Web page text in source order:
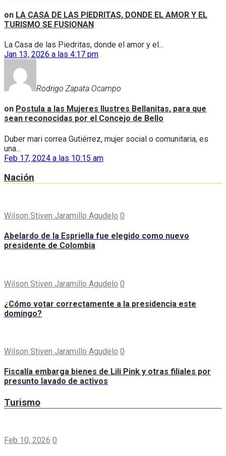
on LA CASA DE LAS PIEDRITAS, DONDE EL AMOR Y EL
TURISMO SE FUSIONAN
La Casa de las Piedritas, donde el amor y el...
Jan 13, 2026 a las 4:17 pm
Rodrigo Zapata Ocampo
on Postula a las Mujeres Ilustres Bellanitas, para que
sean reconocidas por el Concejo de Bello
Duber mari correa Gutiérrez, mujer social o comunitaria, es
una...
Feb 17, 2024 a las 10:15 am
Nación
Wilson Stiven Jaramillo Agudelo 0
Abelardo de la Espriella fue elegido como nuevo
presidente de Colombia
Wilson Stiven Jaramillo Agudelo 0
¿Cómo votar correctamente a la presidencia este
domingo?
Wilson Stiven Jaramillo Agudelo 0
Fiscalía embarga bienes de Lili Pink y otras filiales por
presunto lavado de activos
Turismo
Feb 10, 2026 0